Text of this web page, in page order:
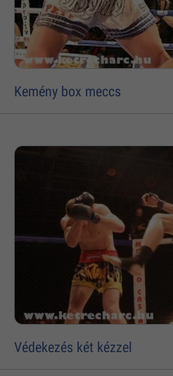
Kemény box meccs
Védekezés két kézzel